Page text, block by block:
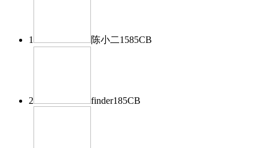
1 陈小二1585CB
2 finder185CB